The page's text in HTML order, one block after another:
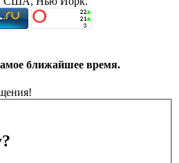
ближайшее время.